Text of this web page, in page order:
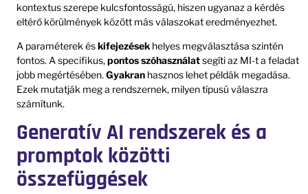
kontextus szerepe kulcsfontosságú, hiszen ugyanaz a kérdés
eltérő körülmények között más válaszokat eredményezhet.
A paraméterek éskifejezések helyes megválasztása szintén
fontos. A specifikus,pontos szóhasználatsegíti az MI-t a feladat
jobb megértésében. Gyakran hasznos lehet példák megadása.
Ezek mutatják meg a rendszernek, milyen típusú válaszra
számítunk.
Generatív AI rendszerek és a
promptok közötti
összefüggések